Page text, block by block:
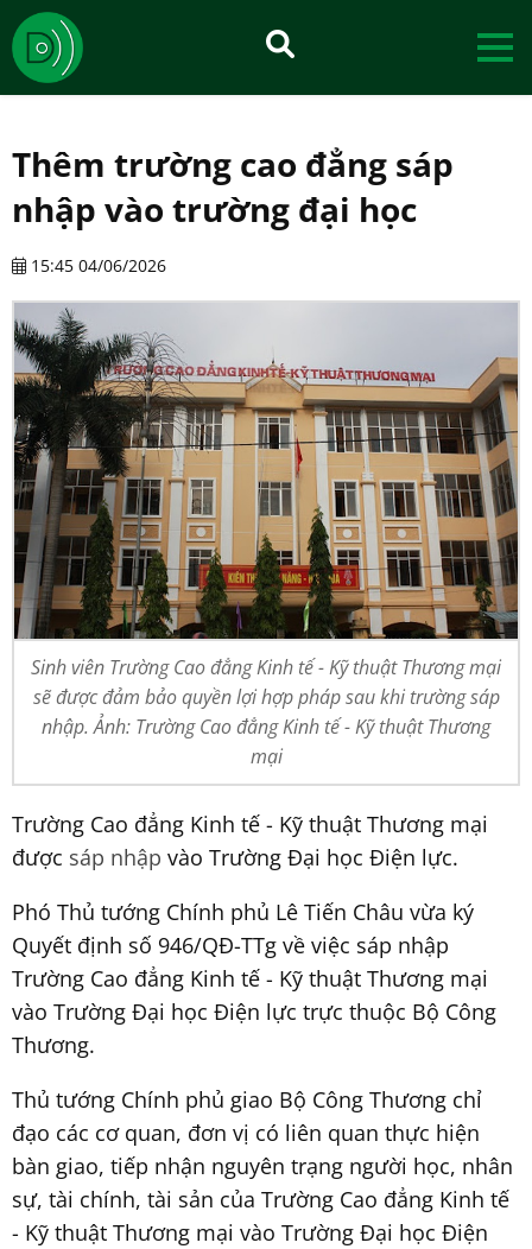
Thêm trường cao đẳng sáp
nhập vào trường đại học
15:45 04/06/2026
Sinh viên Trường Cao đẳng Kinh tế - Kỹ thuật Thương mại
sẽ được đảm bảo quyền lợi hợp pháp sau khi trường sáp
nhập. Ảnh: Trường Cao đẳng Kinh tế - Kỹ thuật Thương
mại
Trường Cao đẳng Kinh tế - Kỹ thuật Thương mại
được sáp nhập vào Trường Đại học Điện lực.
Phó Thủ tướng Chính phủ Lê Tiến Châu vừa ký
Quyết định số 946/QĐ-TTg về việc sáp nhập
Trường Cao đẳng Kinh tế - Kỹ thuật Thương mại
vào Trường Đại học Điện lực trực thuộc Bộ Công
Thương.
Thủ tướng Chính phủ giao Bộ Công Thương chỉ
đạo các cơ quan, đơn vị có liên quan thực hiện
bàn giao, tiếp nhận nguyên trạng người học, nhân
sự, tài chính, tài sản của Trường Cao đẳng Kinh tế
- Kỹ thuật Thương mại vào Trường Đại học Điện